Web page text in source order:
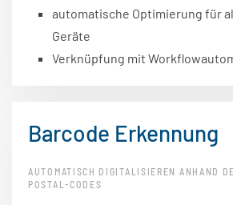
automatische Optimierung für
Geräte
Verknüpfung mit
Barcode Erkennung
AUTOMATISCH DIGITALISIEREN ANHAND
POSTAL-CODES